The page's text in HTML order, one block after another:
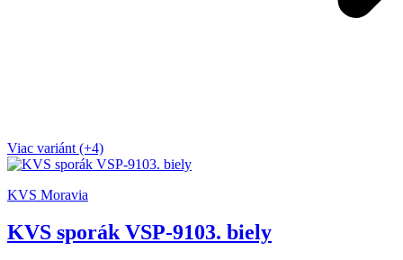
Viac variánt (+4)
KVS Moravia
KVS sporák VSP-9103. biely